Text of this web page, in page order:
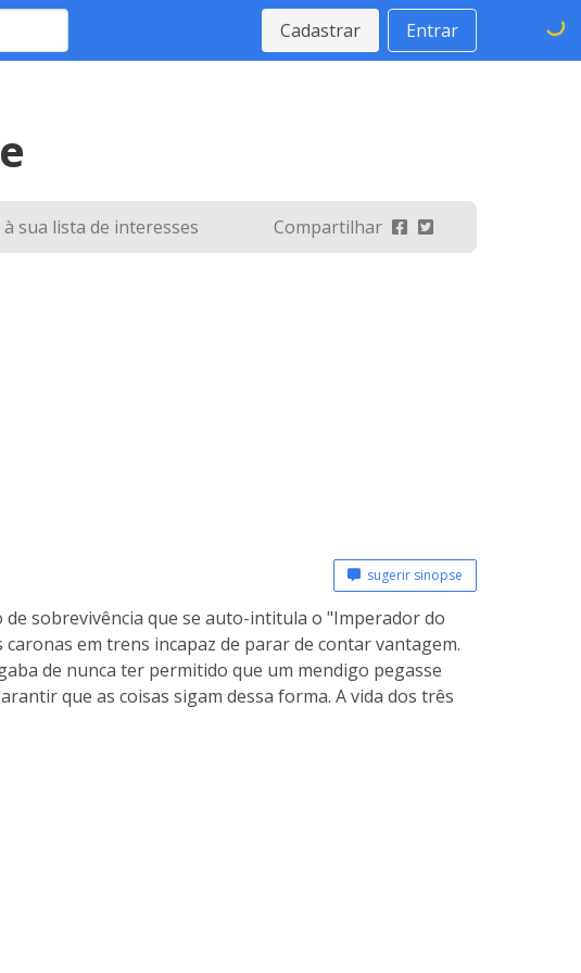
Cadastrar Entrar
sua lista de interesses Compartilhar
sugerir sinopse
sobrevivência que se auto-intitula o "Imperador do
em trens incapaz de parar de contar vantagem.
de nunca ter permitido que um mendigo pegasse
que as coisas sigam dessa forma. A vida dos três